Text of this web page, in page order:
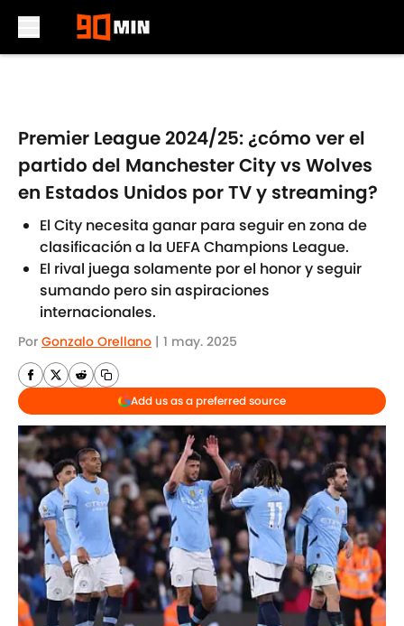
Premier League 2024/25: ¿cómo ver el
partido del Manchester City vs Wolves
en Estados Unidos por TV y streaming?
El City necesita ganar para seguir en zona de
clasificación a la UEFA Champions League.
El rival juega solamente por el honor y seguir
sumando pero sin aspiraciones
internacionales.
Por Gonzalo Orellano | 1 may. 2025
Add us as a preferred source